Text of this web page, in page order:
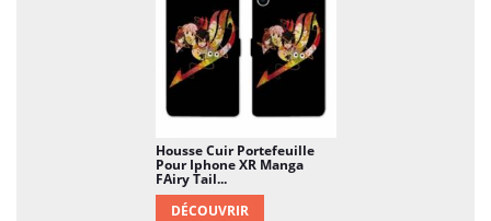
Housse Cuir Portefeuille
Pour Iphone XR Manga
FAiry Tail...
DÉCOUVRIR